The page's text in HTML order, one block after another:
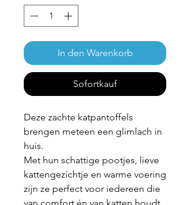
In den Warenkorb
Sofortkauf
Deze zachte katpantoffels
brengen meteen een glimlach in
huis.
Met hun schattige pootjes, lieve
kattengezichtje en warme voering
zijn ze perfect voor iedereen die